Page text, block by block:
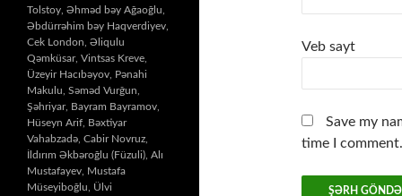
Veb sayt
Save my
time I comment.
Tolstoy, Əhməd bəy Ağaoğlu,
Əbdürrəhim bəy Haqverdiyev,
Cek London, Əliqulu
Qəmküsar, Vintsas Kreve,
Üzeyir Hacıbəyov, Pənahi
Makulu, Səməd Vurğun,
Şəhriyar, Bayram Bayramov,
Hüseyn Arif, Bəxtiyar
Vahabzadə, Cabir Novruz,
İldırım Əkbəroğlu (Füzuli), Alı
Mustafayev, Mustafa
Müseyiboğlu, Ülvi